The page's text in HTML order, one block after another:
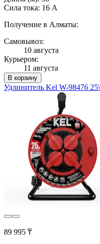
Сила тока: 16 А
Получение в Алматы:
Самовывоз:
10 августа
Курьером:
11 августа
В корзину
Удлинитель Kel W-98476
89 995 ₸